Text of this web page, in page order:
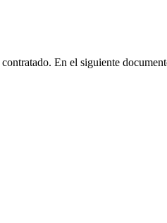
En el siguiente